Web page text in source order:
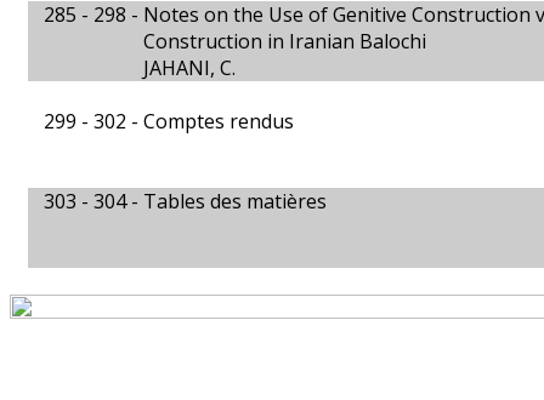
285 - 298 - Notes on the Use of Genitive Construction
Construction in Iranian Balochi
JAHANI, C.
299 - 302 - Comptes rendus
303 - 304 - Tables des matières